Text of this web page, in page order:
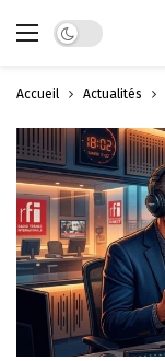
Dark mode
Accueil Actualités